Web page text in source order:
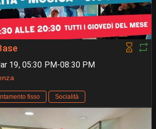
19, 05:30 PM-08:30 PM
fisso Socialità